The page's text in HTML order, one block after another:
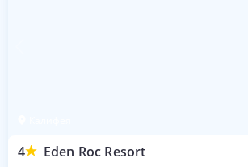
4 Eden Roc Resort